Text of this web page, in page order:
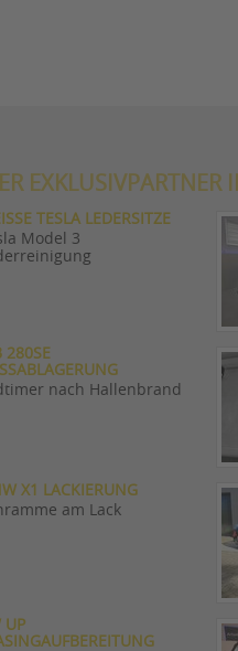
EXKLUSIVPARTNER
TESLA LEDERSITZE
Model 3
280SE
nach Hallenbrand
X1 LACKIERUNG
am Lack
UP